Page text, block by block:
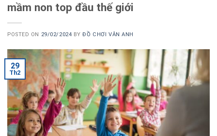
mầm non top đầu thế giới
POSTED ON 29/02/2024 BYĐỒ CHƠI VÂN ANH
29
Th2